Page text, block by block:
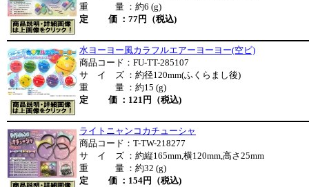
重 量 ：約6 (g)
定 価 ：77円（税込)
水ヨーヨー風カラフルエアーヨーヨー(空ビ)
商品コード：FU-TT-285107
サ イ ズ ：約径120mm(ふくらまし後)
重 量 ：約15 (g)
定 価 ：121円（税込)
ライトニャンコカチューシャ
商品コード：T-TW-218277
サ イ ズ ：約縦165mm,横120mm,高さ25mm
重 量 ：約32 (g)
定 価 ：154円（税込)